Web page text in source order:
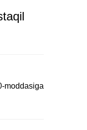
moddasiga